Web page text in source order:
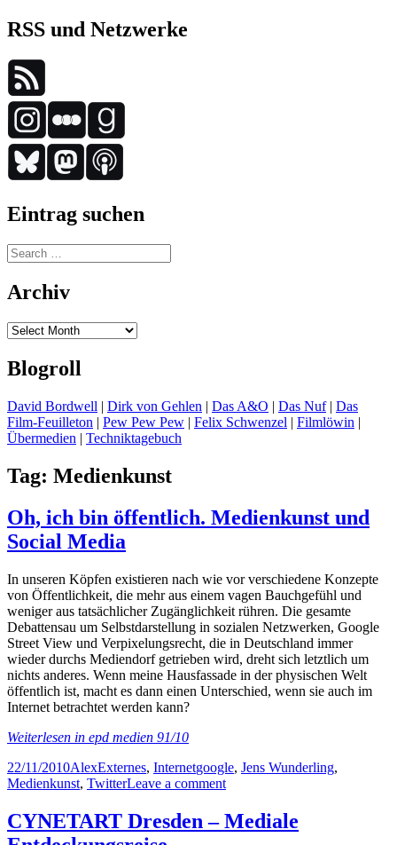
RSS und Netzwerke
Eintrag suchen
Search
for:
Archiv
Archiv
Blogroll
David Bordwell | Dirk von Gehlen | Das A&O | Das Nuf| Das
Film-Feuilleton | Pew Pew Pew | Felix Schwenzel | Filmlöwin |
Übermedien | Techniktagebuch
Tag: Medienkunst
Oh, ich bin öffentlich. Medienkunst und
Social Media
In unseren Köpfen existieren nach wie vor verschiedene Konzepte
von Öffentlichkeit, die mehr aus einem vagen Bauchgefühl und
weniger aus tatsächlicher Zugänglichkeit rühren. Die gesamte
Debattensau um Selbstdarstellung in sozialen Netzwerken, Google
Street View und Verpixelungsrecht, die in Deutschland immer
wieder durchs Mediendorf getrieben wird, dreht sich letztlich um
nichts anderes. Wenn meine Hausfassade in der physischen Welt
öffentlich ist, macht es dann einen Unterschied, wenn sie auch im
Internet betrachtet werden kann?
Weiterlesen in epd medien 91/10
Posted
on
22/11/2010Author
AlexCategories
Externes, InternetTags
google, Jens Wunderling,
Medienkunst, TwitterLeave a commenton
ich
bin
CYNETART Dresden – Mediale